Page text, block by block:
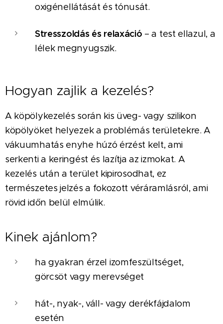
oxigénellátását és tónusát.
Stresszoldás és relaxáció – a test ellazul, a
lélek megnyugszik.
Hogyan zajlik a kezelés?
A köpölykezelés során kis üveg- vagy szilikon
köpölyöket helyezek a problémás területekre. A
vákuumhatás enyhe húzó érzést kelt, ami
serkenti a keringést és lazítja az izmokat. A
kezelés után a terület kipirosodhat, ez
természetes jelzés a fokozott véráramlásról, ami
rövid időn belül elmúlik.
Kinek ajánlom?
ha gyakran érzel izomfeszültséget,
görcsöt vagy merevséget
hát-, nyak-, váll- vagy derékfájdalom
esetén